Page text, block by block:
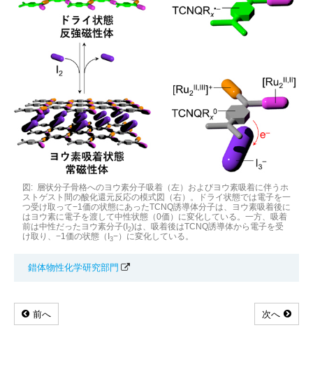
図: 層状分子骨格へのヨウ素分子吸着（左）およびヨウ素吸着に伴うホ
ストゲスト間の酸化還元反応の模式図（右）。ドライ状態では電子を一
つ受け取って−1価の状態にあったTCNQ誘導体分子は、ヨウ素吸着後に
はヨウ素に電子を渡して中性状態（0価）に変化している。一方、吸着
前は中性だったヨウ素分子(I 2)は、吸着後はTCNQ誘導体から電子を受
け取り、−1価の状態（I 3−）に変化している。
錯体物性化学研究部門
前へ 次へ